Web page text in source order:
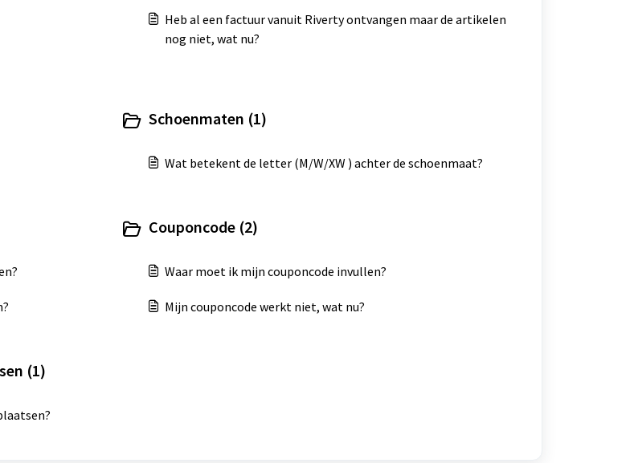
Heb al een factuur vanuit Riverty ontvangen maar de artikelen
nog niet, wat nu?
Schoenmaten (1)
Wat betekent de letter (M/W/XW ) achter de schoenmaat?
Couponcode (2)
Waar moet ik mijn couponcode invullen?
Mijn couponcode werkt niet, wat nu?
(1)